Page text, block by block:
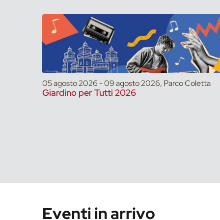
05 agosto 2026 - 09 agosto 2026, Parco Coletta
Giardino per Tutti 2026
Eventi in arrivo